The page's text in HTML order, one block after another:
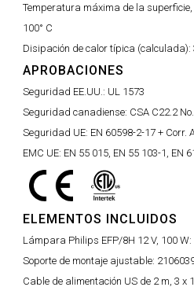
Temperatura máxima de la superficie,
100° C
Disipación de calor típica (calculada):
APROBACIONES
Seguridad EE.UU.: UL 1573
Seguridad canadiense: CSA C22.2
Seguridad UE: EN 60598-2-17 + Corr.
EMC UE: EN 55 015, EN 55 103-1, EN
ELEMENTOS INCLUIDOS
Lámpara Philips EFP/8H 12 V, 100 W:
Soporte de montaje ajustable:
Cable de alimentación US de 2 m, 3 x